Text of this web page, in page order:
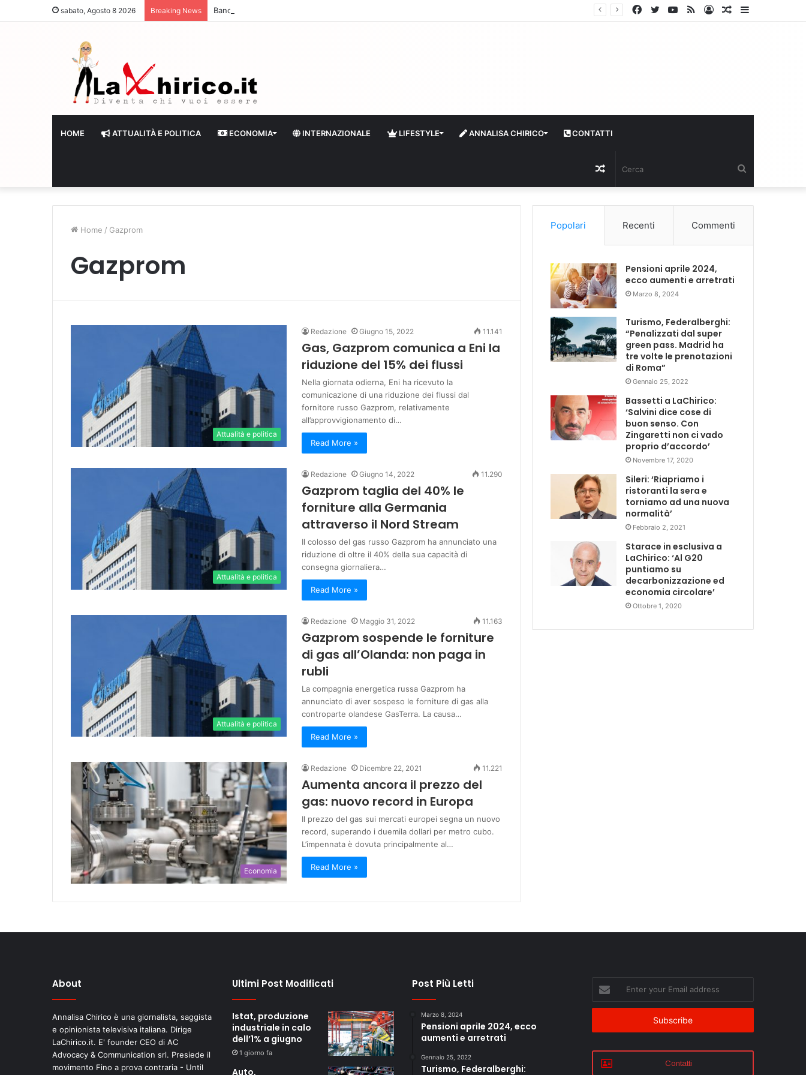
sabato, Agosto 8 2026 Breaking News Banche senza liquidità e riserve Fmi inutilizzabili: la crisi dell’economia russa
Articolo
Log
RSS
YouTube
Twitter
Facebook
HOME ATTUALITÀ E POLITICA ECONOMIA INTERNAZIONALE LIFESTYLE ANNALISA CHIRICO CONTATTI
Articolo
casuale
Home / Gazprom
Gazprom
Attualità e politica
Redazione Giugno 15, 2022 11.141
Gas, Gazprom comunica a Eni la
riduzione del 15% dei flussi
Nella giornata odierna, Eni ha ricevuto la
comunicazione di una riduzione dei flussi dal
fornitore russo Gazprom, relativamente
all’approvvigionamento di…
Read More »
Attualità e politica
Redazione Giugno 14, 2022 11.290
Gazprom taglia del 40% le
forniture alla Germania
attraverso il Nord Stream
Il colosso del gas russo Gazprom ha annunciato una
riduzione di oltre il 40% della sua capacità di
consegna giornaliera…
Read More »
Attualità e politica
Redazione Maggio 31, 2022 11.163
Gazprom sospende le forniture
di gas all’Olanda: non paga in
rubli
La compagnia energetica russa Gazprom ha
annunciato di aver sospeso le forniture di gas alla
controparte olandese GasTerra. La causa…
Read More »
Economia
Redazione Dicembre 22, 2021 11.221
Aumenta ancora il prezzo del
gas: nuovo record in Europa
Il prezzo del gas sui mercati europei segna un nuovo
record, superando i duemila dollari per metro cubo.
L’impennata è dovuta principalmente al…
Read More »
Popolari Recenti Commenti
Pensioni aprile 2024,
ecco aumenti e arretrati
Marzo 8, 2024
Turismo, Federalberghi:
“Penalizzati dal super
green pass. Madrid ha
tre volte le prenotazioni
di Roma”
Gennaio 25, 2022
Bassetti a LaChirico:
‘Salvini dice cose di
buon senso. Con
Zingaretti non ci vado
proprio d’accordo’
Novembre 17, 2020
Sileri: ‘Riapriamo i
ristoranti la sera e
torniamo ad una nuova
normalità’
Febbraio 2, 2021
Starace in esclusiva a
LaChirico: ‘Al G20
puntiamo su
decarbonizzazione ed
economia circolare’
Ottobre 1, 2020
About
Annalisa Chirico è una giornalista, saggista
e opinionista televisiva italiana. Dirige
LaChirico.it. E' founder CEO di AC
Advocacy & Communication srl. Presiede il
movimento Fino a prova contraria - Until
Ultimi Post Modificati
Istat, produzione
industriale in calo
dell’1% a giugno
1 giorno fa
Auto,
Post Più Letti
Marzo 8, 2024
Pensioni aprile 2024, ecco
aumenti e arretrati
Gennaio 25, 2022
Turismo, Federalberghi:
Enter
your
Email
Contatti